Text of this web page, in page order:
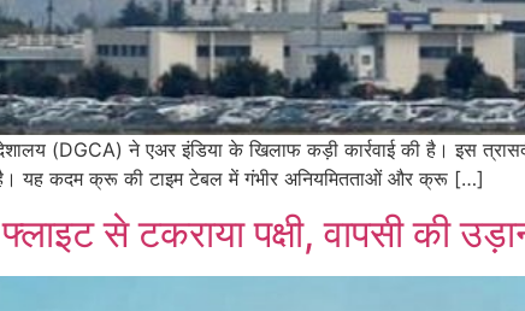
(DGCA) ने एअर इंडिया के खिलाफ कड़ी कार्रवाई की है। इस
है। यह कदम क्रू की टाइम टेबल में गंभीर अनियमितताओं और क्रू […]
से टकराया पक्षी, वापसी की